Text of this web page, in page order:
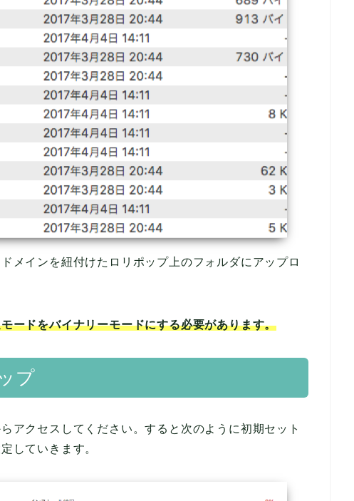
メインを紐付けたロリポップ上のフォルダにアップロ
ードをバイナリーモードにする必要があります。
プ
アクセスしてください。すると次のように初期セット
していきます。